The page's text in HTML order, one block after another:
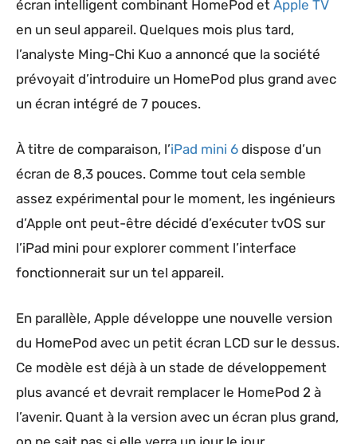
écran intelligent combinant HomePod et Apple TV
en un seul appareil. Quelques mois plus tard,
l’analyste Ming-Chi Kuo a annoncé que la société
prévoyait d’introduire un HomePod plus grand avec
un écran intégré de 7 pouces.
À titre de comparaison, l’iPad mini 6 dispose d’un
écran de 8,3 pouces. Comme tout cela semble
assez expérimental pour le moment, les ingénieurs
d’Apple ont peut-être décidé d’exécuter tvOS sur
l’iPad mini pour explorer comment l’interface
fonctionnerait sur un tel appareil.
En parallèle, Apple développe une nouvelle version
du HomePod avec un petit écran LCD sur le dessus.
Ce modèle est déjà à un stade de développement
plus avancé et devrait remplacer le HomePod 2 à
l’avenir. Quant à la version avec un écran plus grand,